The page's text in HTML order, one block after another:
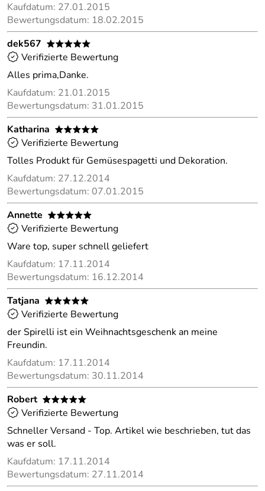
Kaufdatum: 27.01.2015
Bewertungsdatum: 18.02.2015
dek567
*****
Verifizierte Bewertung
Alles prima,Danke.
Kaufdatum: 21.01.2015
Bewertungsdatum: 31.01.2015
Katharina
*****
Verifizierte Bewertung
Tolles Produkt für Gemüsespagetti und Dekoration.
Kaufdatum: 27.12.2014
Bewertungsdatum: 07.01.2015
Annette
*****
Verifizierte Bewertung
Ware top, super schnell geliefert
Kaufdatum: 17.11.2014
Bewertungsdatum: 16.12.2014
Tatjana
*****
Verifizierte Bewertung
der Spirelli ist ein Weihnachtsgeschenk an meine
Freundin.
Kaufdatum: 17.11.2014
Bewertungsdatum: 30.11.2014
Robert
*****
Verifizierte Bewertung
Schneller Versand - Top. Artikel wie beschrieben, tut das
was er soll.
Kaufdatum: 17.11.2014
Bewertungsdatum: 27.11.2014